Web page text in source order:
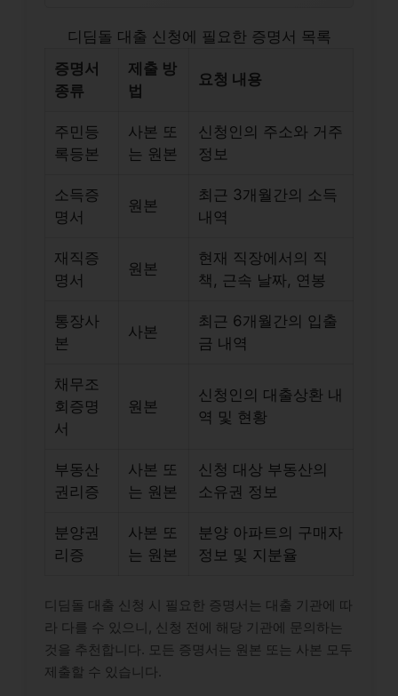
디딤돌 대출 신청에 필요한 증명서 목록
증명서
종류
제출 방
법
요청 내용
주민등
록등본
사본 또
는 원본
신청인의 주소와 거주
정보
소득증
명서
원본
최근 3개월간의 소득
내역
재직증
명서
원본
현재 직장에서의 직
책, 근속 날짜, 연봉
통장사
본
사본
최근 6개월간의 입출
금 내역
채무조
회증명
서
원본
신청인의 대출상환 내
역 및 현황
부동산
권리증
사본 또
는 원본
신청 대상 부동산의
소유권 정보
분양권
리증
사본 또
는 원본
분양 아파트의 구매자
정보 및 지분율
디딤돌 대출 신청 시 필요한 증명서는 대출 기관에 따
라 다를 수 있으니, 신청 전에 해당 기관에 문의하는
것을 추천합니다. 모든 증명서는 원본 또는 사본 모두
제출할 수 있습니다.